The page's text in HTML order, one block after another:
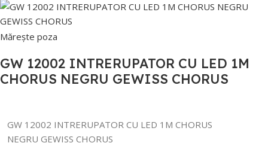
Mărește poza
GW 12002 INTRERUPATOR CU LED 1M
CHORUS NEGRU GEWISS CHORUS
GW 12002 INTRERUPATOR CU LED 1M CHORUS
NEGRU GEWISS CHORUS